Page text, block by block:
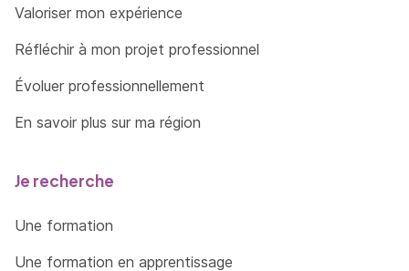
Valoriser mon expérience
Réfléchir à mon projet professionnel
Évoluer professionnellement
En savoir plus sur ma région
Je recherche
Une formation
Une formation en apprentissage